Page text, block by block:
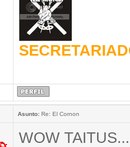
Asunto:Re: El Cornon
WOW